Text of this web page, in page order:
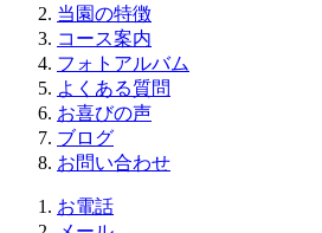
当園の特徴
コース案内
フォトアルバム
よくある質問
お喜びの声
ブログ
お問い合わせ
お電話